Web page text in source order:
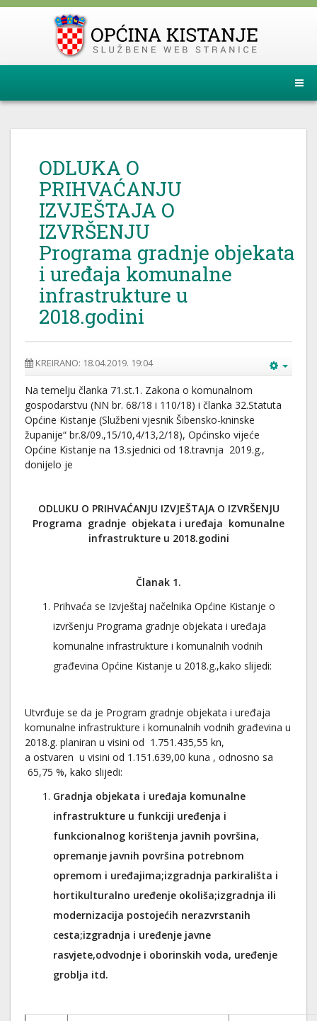
ODLUKA O
PRIHVAĆANJU
IZVJEŠTAJA O
IZVRŠENJU
Programa gradnje objekata
i uređaja komunalne
infrastrukture u
2018.godini
KREIRANO: 18.04.2019. 19:04
Na temelju članka 71.st.1. Zakona o komunalnom
gospodarstvu (NN br. 68/18 i 110/18) i članka 32.Statuta
Općine Kistanje (Službeni vjesnik Šibensko-kninske
županije“ br.8/09.,15/10,4/13,2/18), Općinsko vijeće
Općine Kistanje na 13.sjednici od 18.travnja 2019.g.,
donijelo je
ODLUKU O PRIHVAĆANJU IZVJEŠTAJA O IZVRŠENJU
Programa gradnje objekata i uređaja komunalne
infrastrukture u 2018.godini
Članak 1.
Prihvaća se Izvještaj načelnika Općine Kistanje o
izvršenju Programa gradnje objekata i uređaja
komunalne infrastrukture i komunalnih vodnih
građevina Općine Kistanje u 2018.g.,kako slijedi:
Utvrđuje se da je Program gradnje objekata i uređaja
komunalne infrastrukture i komunalnih vodnih građevina u
2018.g. planiran u visini od 1.751.435,55 kn,
a ostvaren u visini od 1.151.639,00 kuna , odnosno sa
65,75 %, kako slijedi:
Gradnja objekata i uređaja komunalne
infrastrukture u funkciji uređenja i
funkcionalnog korištenja javnih površina,
opremanje javnih površina potrebnom
opremom i uređajima;izgradnja parkirališta i
hortikulturalno uređenje okoliša;izgradnja ili
modernizacija postojećih nerazvrstanih
cesta;izgradnja i uređenje javne
rasvjete,odvodnje i oborinskih voda, uređenje
groblja itd.